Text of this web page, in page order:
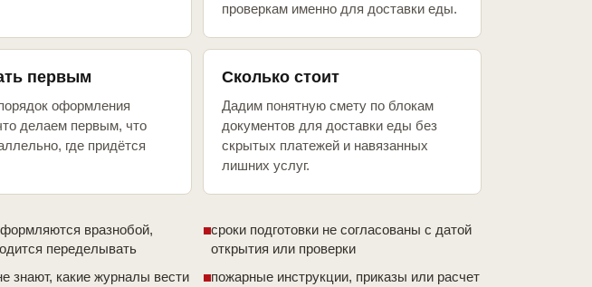
проверкам именно для доставки еды.
первым
оформления
делаем первым, что
где придётся
Сколько стоит
Дадим понятную смету по блокам
документов для доставки еды без
скрытых платежей и навязанных
лишних услуг.
вразнобой,
переделывать
сроки подготовки не согласованы с датой
открытия или проверки
знают, какие журналы вести
пожарные инструкции, приказы или расчет